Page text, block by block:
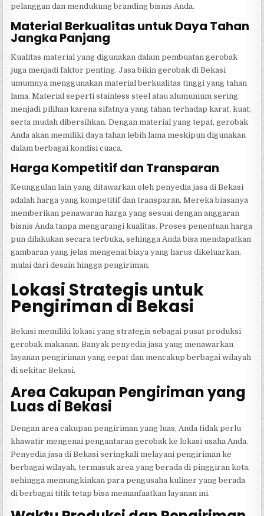
pelanggan dan mendukung branding bisnis Anda.
Material Berkualitas untuk Daya Tahan
Jangka Panjang
Kualitas material yang digunakan dalam pembuatan gerobak
juga menjadi faktor penting. Jasa bikin gerobak di Bekasi
umumnya menggunakan material berkualitas tinggi yang tahan
lama. Material seperti stainless steel atau alumunium sering
menjadi pilihan karena sifatnya yang tahan terhadap karat, kuat,
serta mudah dibersihkan. Dengan material yang tepat, gerobak
Anda akan memiliki daya tahan lebih lama meskipun digunakan
dalam berbagai kondisi cuaca.
Harga Kompetitif dan Transparan
Keunggulan lain yang ditawarkan oleh penyedia jasa di Bekasi
adalah harga yang kompetitif dan transparan. Mereka biasanya
memberikan penawaran harga yang sesuai dengan anggaran
bisnis Anda tanpa mengurangi kualitas. Proses penentuan harga
pun dilakukan secara terbuka, sehingga Anda bisa mendapatkan
gambaran yang jelas mengenai biaya yang harus dikeluarkan,
mulai dari desain hingga pengiriman.
Lokasi Strategis untuk
Pengiriman di Bekasi
Bekasi memiliki lokasi yang strategis sebagai pusat produksi
gerobak makanan. Banyak penyedia jasa yang menawarkan
layanan pengiriman yang cepat dan mencakup berbagai wilayah
di sekitar Bekasi.
Area Cakupan Pengiriman yang
Luas di Bekasi
Dengan area cakupan pengiriman yang luas, Anda tidak perlu
khawatir mengenai pengantaran gerobak ke lokasi usaha Anda.
Penyedia jasa di Bekasi seringkali melayani pengiriman ke
berbagai wilayah, termasuk area yang berada di pinggiran kota,
sehingga memungkinkan para pengusaha kuliner yang berada
di berbagai titik tetap bisa memanfaatkan layanan ini.